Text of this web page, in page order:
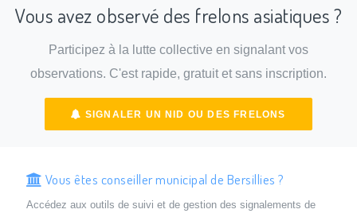
Vous avez observé des frelons asiatiques ?
Participez à la lutte collective en signalant vos
observations. C'est rapide, gratuit et sans inscription.
SIGNALER UN NID OU DES FRELONS
Vous êtes conseiller municipal de Bersillies ?
Accédez aux outils de suivi et de gestion des signalements de